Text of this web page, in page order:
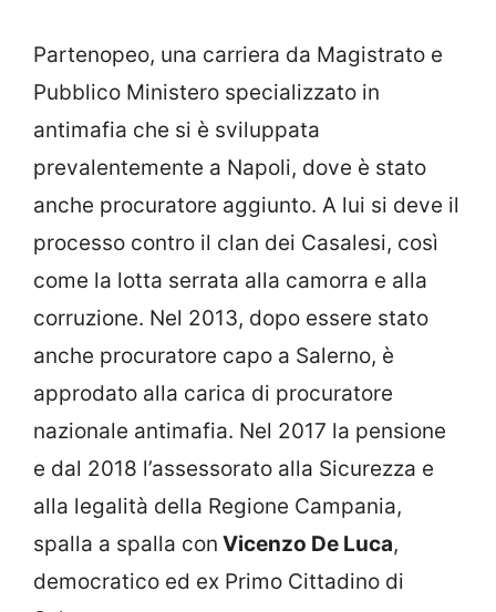
Partenopeo, una carriera da Magistrato e
Pubblico Ministero specializzato in
antimafia che si è sviluppata
prevalentemente a Napoli, dove è stato
anche procuratore aggiunto. A lui si deve il
processo contro il clan dei Casalesi, così
come la lotta serrata alla camorra e alla
corruzione. Nel 2013, dopo essere stato
anche procuratore capo a Salerno, è
approdato alla carica di procuratore
nazionale antimafia. Nel 2017 la pensione
e dal 2018 l’assessorato alla Sicurezza e
alla legalità della Regione Campania,
spalla a spalla con Vicenzo De Luca,
democratico ed ex Primo Cittadino di